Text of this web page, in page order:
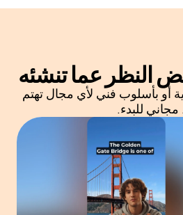
النظر عما تنشئه
أو بأسلوب فني لأي مجال تهتم
مجاني للبدء.